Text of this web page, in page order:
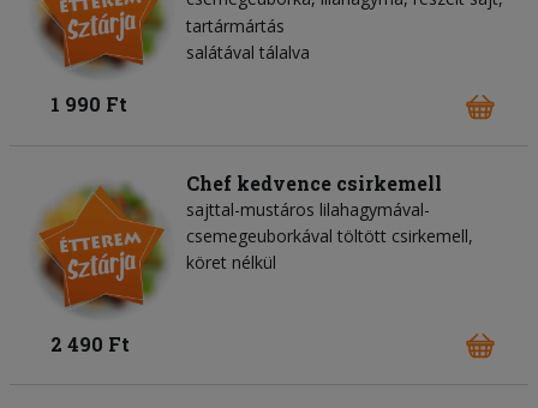
tartármártás
salátával tálalva
1 990 Ft
Chef kedvence csirkemell
sajttal-mustáros lilahagymával-
csemegeuborkával töltött csirkemell,
köret nélkül
2 490 Ft